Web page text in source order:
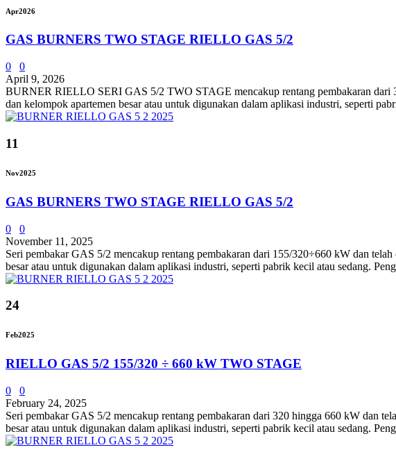
Apr2026
GAS BURNERS TWO STAGE RIELLO GAS 5/2
0
0
April 9, 2026
BURNER RIELLO SERI GAS 5/2 TWO STAGE mencakup rentang pembakaran dari
dan kelompok apartemen besar atau untuk digunakan dalam aplikasi industri, seperti
11
Nov2025
GAS BURNERS TWO STAGE RIELLO GAS 5/2
0
0
November 11, 2025
Seri pembakar GAS 5/2 mencakup rentang pembakaran dari 155/320÷660 kW dan
besar atau untuk digunakan dalam aplikasi industri, seperti pabrik kecil atau sedang.
24
Feb2025
RIELLO GAS 5/2 155/320 ÷ 660 kW TWO STAGE
0
0
February 24, 2025
Seri pembakar GAS 5/2 mencakup rentang pembakaran dari 320 hingga 660 kW dan
besar atau untuk digunakan dalam aplikasi industri, seperti pabrik kecil atau sedang.